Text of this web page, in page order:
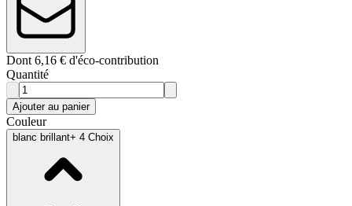
Dont 6,16 € d'éco-contribution
Quantité
Ajouter au panier
Couleur
blanc brillant+ 4 Choix